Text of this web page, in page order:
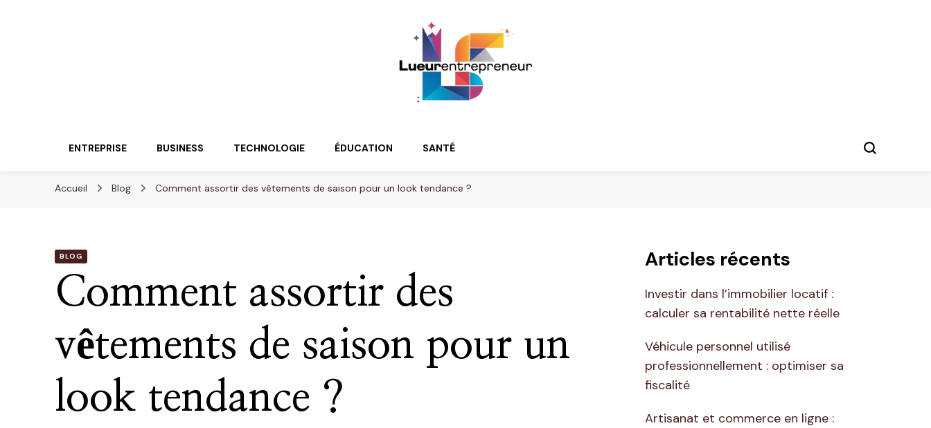
ENTREPRISE BUSINESS TECHNOLOGIE ÉDUCATION SANTÉ
Accueil Blog Comment assortir des vêtements de saison pour un look tendance ?
BLOG
Comment assortir des
vêtements de saison pour un
look tendance ?
Articles récents
Investir dans l’immobilier locatif :
calculer sa rentabilité nette réelle
Véhicule personnel utilisé
professionnellement : optimiser sa
fiscalité
Artisanat et commerce en ligne :